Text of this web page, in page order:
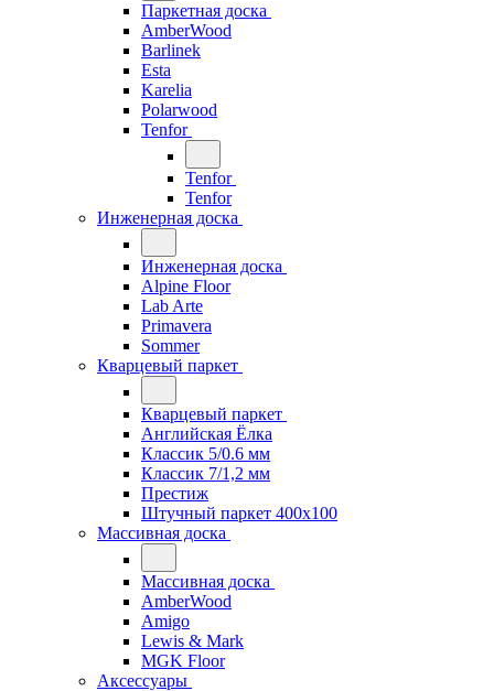
Паркетная доска
AmberWood
Barlinek
Esta
Karelia
Polarwood
Tenfor
Tenfor
Tenfor
Инженерная доска
Инженерная доска
Alpine Floor
Lab Arte
Primavera
Sommer
Кварцевый паркет
Кварцевый паркет
Английская Ёлка
Классик 5/0.6 мм
Классик 7/1,2 мм
Престиж
Штучный паркет 400x100
Массивная доска
Массивная доска
AmberWood
Amigo
Lewis & Mark
MGK Floor
Аксессуары